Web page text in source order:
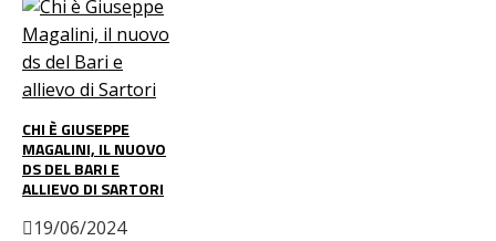
CHI È GIUSEPPE
MAGALINI, IL NUOVO
DS DEL BARI E
ALLIEVO DI SARTORI
19/06/2024